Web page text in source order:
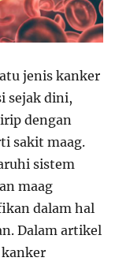
jenis kanker
sejak dini,
dengan
sakit maag.
sistem
maag
dalam hal
Dalam artikel